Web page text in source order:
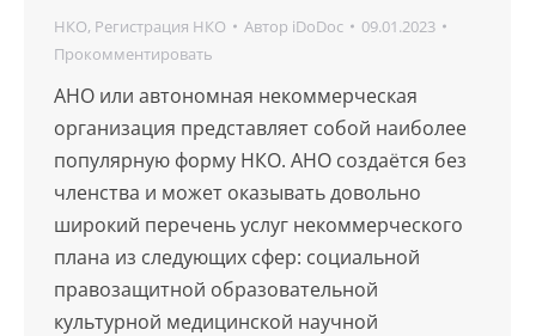
НКО, Регистрация НКО Автор iDoDoc
09.01.2023
Прокомментировать
АНО или автономная некоммерческая
организация представляет собой наиболее
популярную форму НКО. АНО создаётся без
членства и может оказывать довольно
широкий перечень услуг некоммерческого
плана из следующих сфер: социальной
правозащитной образовательной
культурной медицинской научной